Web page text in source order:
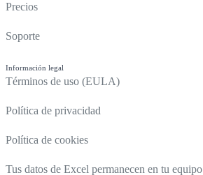
Precios
Soporte
Información legal
Términos de uso (EULA)
Política de privacidad
Política de cookies
Tus datos de Excel permanecen en tu equipo